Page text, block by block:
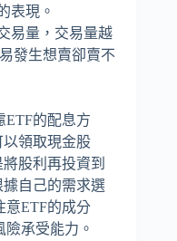
表現。
易量，交易量越
發生想賣卻賣不
ETF的配息方
領取現金股
股利再投資到
自己的需求選
意ETF的成分
承受能力。